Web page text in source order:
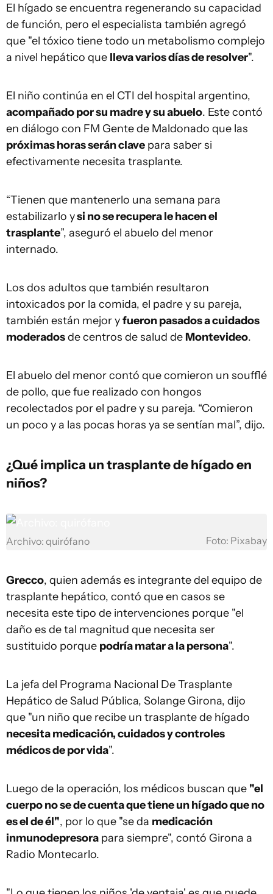
El hígado se encuentra regenerando su capacidad
de función, pero el especialista también agregó
que "el tóxico tiene todo un metabolismo complejo
a nivel hepático que lleva varios días de resolver".
El niño continúa en el CTI del hospital argentino,
acompañado por su madre y su abuelo. Este contó
en diálogo con FM Gente de Maldonado que las
próximas horas serán clave para saber si
efectivamente necesita trasplante.
“Tienen que mantenerlo una semana para
estabilizarlo ysi no se recupera le hacen el
trasplante”, aseguró el abuelo del menor
internado.
Los dos adultos que también resultaron
intoxicados por la comida, el padre y su pareja,
también están mejor yfueron pasados a cuidados
moderadosde centros de salud de Montevideo.
El abuelo del menor contó que comieron un soufflé
de pollo, que fue realizado con hongos
recolectados por el padre y su pareja. “Comieron
un poco y a las pocas horas ya se sentían mal”, dijo.
¿Qué implica un trasplante de hígado en
niños?
Archivo: quirófano Foto: Pixabay
Grecco, quien además es integrante del equipo de
trasplante hepático, contó que en casos se
necesita este tipo de intervenciones porque "el
daño es de tal magnitud que necesita ser
sustituido porque podría matar a la persona".
La jefa del Programa Nacional De Trasplante
Hepático de Salud Pública, Solange Girona, dijo
que "un niño que recibe un trasplante de hígado
necesita medicación, cuidados y controles
médicos de por vida".
Luego de la operación, los médicos buscan que "el
cuerpo no se de cuenta que tiene un hígado que no
es el de él", por lo que "se da medicación
inmunodepresora para siempre", contó Girona a
Radio Montecarlo.